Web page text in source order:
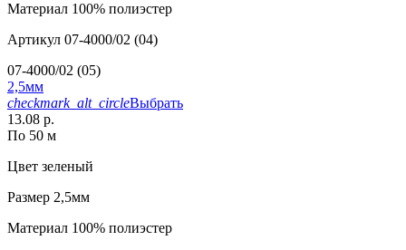
Материал 100% полиэстер
Артикул 07-4000/02 (04)
07-4000/02 (05)
2,5мм
checkmark_alt_circleВыбрать
13.08 р.
По 50 м
Цвет зеленый
Размер 2,5мм
Материал 100% полиэстер